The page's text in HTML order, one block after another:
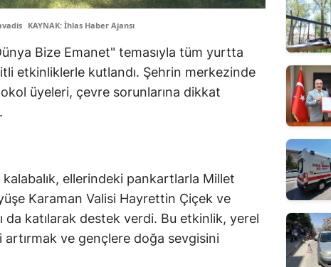
KAYNAK: İhlas Haber Ajansı
Bize Emanet" temasıyla tüm yurtta
etkinliklerle kutlandı. Şehrin merkezinde
üyeleri, çevre sorunlarına dikkat
ellerindeki pankartlarla Millet
Karaman Valisi Hayrettin Çiçek ve
da katılarak destek verdi. Bu etkinlik, yerel
ve gençlere doğa sevgisini